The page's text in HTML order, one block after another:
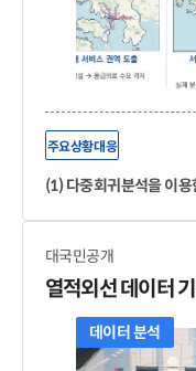
주요상황대응
대국민공개
열적외선 데이터
데이터 분석